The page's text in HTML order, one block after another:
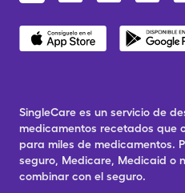
SingleCare es un servicio de
medicamentos recetados que
para miles de medicamentos.
seguro, Medicare, Medicaid o
combinar con el seguro.